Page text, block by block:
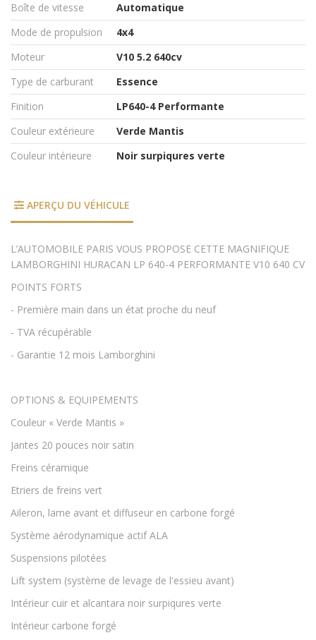
Boîte de vitesse
Automatique
Mode de propulsion
4x4
Moteur
V10 5.2 640cv
Type de carburant
Essence
Finition
LP640-4 Performante
Couleur extérieure
Verde Mantis
Couleur intérieure
Noir surpiqures verte
APERÇU DU VÉHICULE
L’AUTOMOBILE PARIS VOUS PROPOSE CETTE MAGNIFIQUE
LAMBORGHINI HURACAN LP 640-4 PERFORMANTE V10 640 CV
POINTS FORTS
- Première main dans un état proche du neuf
- TVA récupérable
- Garantie 12 mois Lamborghini
OPTIONS & EQUIPEMENTS
Couleur « Verde Mantis »
Jantes 20 pouces noir satin
Freins céramique
Etriers de freins vert
Aileron, lame avant et diffuseur en carbone forgé
Système aérodynamique actif ALA
Suspensions pilotées
Lift system (système de levage de l'essieu avant)
Intérieur cuir et alcantara noir surpiqures verte
Intérieur carbone forgé